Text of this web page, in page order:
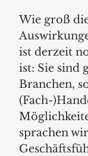
Wie groß
ist derzeit
ist: Sie sind
Branchen,
(Fach-
sprachen